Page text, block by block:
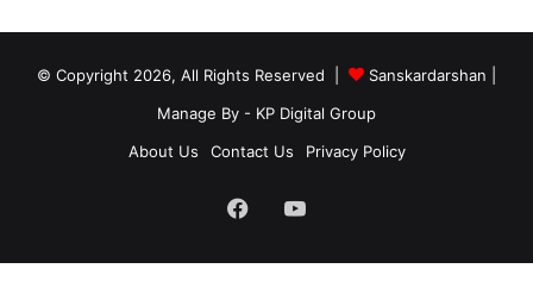
© Copyright 2026, All Rights Reserved | Sanskardarshan
Manage By - KP Digital Group
About Us
Contact Us Privacy Policy
FacebookYouTube